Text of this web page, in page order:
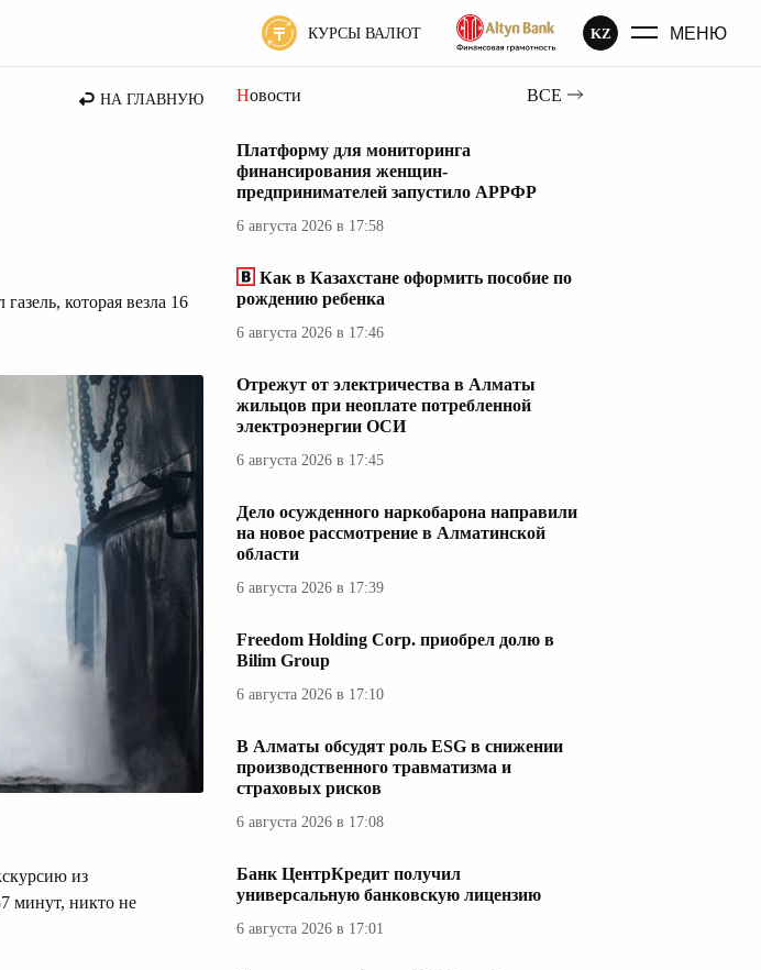
КУРСЫ ВАЛЮТ KZ МЕНЮ
НА ГЛАВНУЮ
которая везла 16
из
минут, никто не
Новости ВСЕ
Платформу для мониторинга
финансирования женщин-
предпринимателей запустило АРРФР
6 августа 2026 в 17:58
Как в Казахстане оформить пособие по
рождению ребенка
6 августа 2026 в 17:46
Отрежут от электричества в Алматы
жильцов при неоплате потребленной
электроэнергии ОСИ
6 августа 2026 в 17:45
Дело осужденного наркобарона направили
на новое рассмотрение в Алматинской
области
6 августа 2026 в 17:39
Freedom Holding Corp. приобрел долю в
Bilim Group
6 августа 2026 в 17:10
В Алматы обсудят роль ESG в снижении
производственного травматизма и
страховых рисков
6 августа 2026 в 17:08
Банк ЦентрКредит получил
универсальную банковскую лицензию
6 августа 2026 в 17:01